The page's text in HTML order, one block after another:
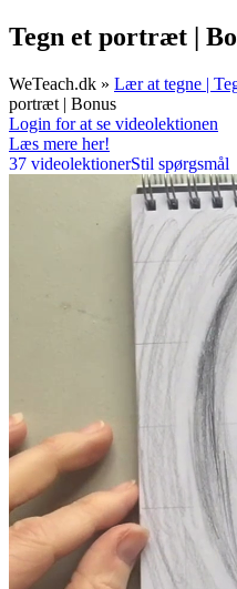
Tegn et portræt |
WeTeach.dk » Lær at tegne |
portræt | Bonus
Login for at se videolektionen
Læs mere her!
37 videolektionerStil spørgsmål